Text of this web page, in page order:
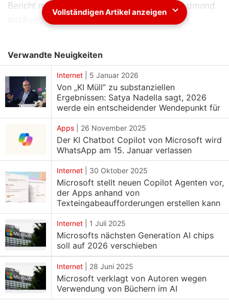
Bericht möchte der Manager, dass der in Redmond
ansässige Technologiekonzern im KI-Bereich
Endnutzer bis hin zur Entwicklung von
Grundlagenmodellen. Der Ehrgeiz des
Unternehmens, bei der Entwicklung von State-of-
the-Art (SOTA)-Modellen führend zu werden,
begann nach dem Ende des früheren Deals mit
OpenAI im vergangenen Jahr.
Microsoft will bis 2027 SOTA-KI-Modelle
Unter den großen Technologiekonzernen war
Microsoft beim KI-Boom vergleichsweise spät dran.
Zwar erschien der erste Chatbot des Unternehmens
bereits früh – damals noch unter dem Namen Bing
Chat im Jahr 2023 –, doch im Grunde war er nur
eine Art ChatGPT-Hülle, die durch die Partnerschaft
zwischen OpenAI und dem Windows-Hersteller
möglich wurde. Die erste wirkliche Integration des
Chatbots, der später den Namen Copilot erhielt,
Vollständigen Artikel anzeigen
Verwandte Neuigkeiten
Internet 5 Januar 2026
Von „KI Müll“ zu substanziellen
Ergebnissen: Satya Nadella sagt, 2026
werde ein entscheidender Wendepunkt für
Apps 26 November 2025
Der KI Chatbot Copilot von Microsoft wird
WhatsApp am 15. Januar verlassen
Internet 30 Oktober 2025
Microsoft stellt neuen Copilot Agenten vor,
der Apps anhand von
Texteingabeaufforderungen erstellen kann
Internet 1 Juli 2025
Microsofts nächsten Generation AI chips
soll auf 2026 verschieben
Internet 28 Juni 2025
Microsoft verklagt von Autoren wegen
Verwendung von Büchern im AI